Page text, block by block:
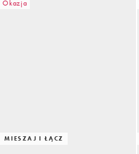
Okazja
MIESZAJ I ŁĄCZ